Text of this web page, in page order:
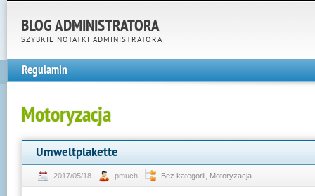
BLOG ADMINISTRATORA
SZYBKIE NOTATKI ADMINISTRATORA
Regulamin
Motoryzacja
Umweltplakette
2017/05/18 pmuch Bez kategorii Motoryzacja